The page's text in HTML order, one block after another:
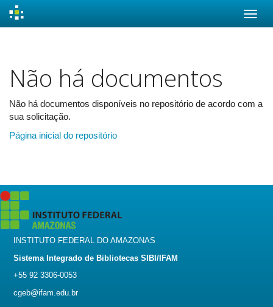
Não há documentos
Não há documentos disponíveis no repositório de acordo com a
sua solicitação.
Página inicial do repositório
INSTITUTO FEDERAL DO AMAZONAS
Sistema Integrado de Bibliotecas SIBI/IFAM
+55 92 3306-0053
cgeb@ifam.edu.br